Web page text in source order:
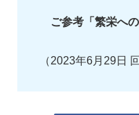
ご参考「繁栄へ
（2023年6月29日